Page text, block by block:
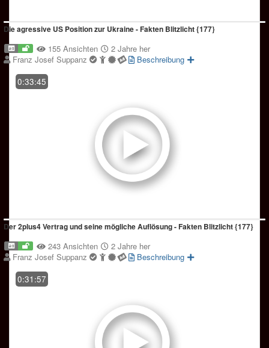
Die agressive US Position zur Ukraine - Fakten Blitzlicht {177}
155 Ansichten
2 Jahre her
Franz Josef Suppanz
Beschreibung
0:33:45
Der 2plus4 Vertrag und seine mögliche Auflösung - Fakten Blitzlicht {177}
243 Ansichten
2 Jahre her
Franz Josef Suppanz
Beschreibung
0:31:57